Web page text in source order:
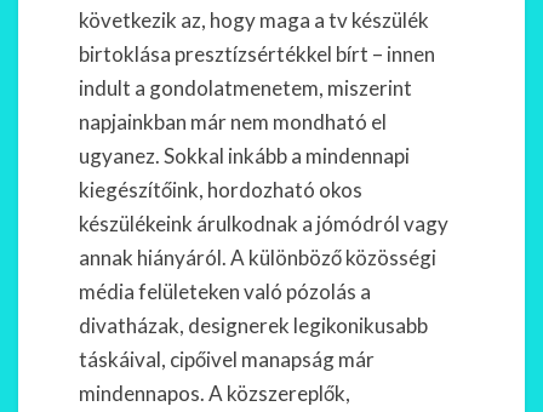
következik az, hogy maga a tv készülék
birtoklása presztízsértékkel bírt – innen
indult a gondolatmenetem, miszerint
napjainkban már nem mondható el
ugyanez. Sokkal inkább a mindennapi
kiegészítőink, hordozható okos
készülékeink árulkodnak a jómódról vagy
annak hiányáról. A különböző közösségi
média felületeken való pózolás a
divatházak, designerek legikonikusabb
táskáival, cipőivel manapság már
mindennapos. A közszereplők,